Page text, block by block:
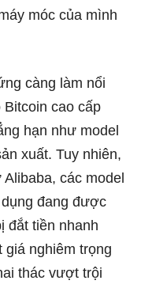
móc của mình
càng làm nổi
Bitcoin cao cấp
hạn như model
xuất. Tuy nhiên,
các model
đang được
đắt tiền nhanh
giá nghiêm trọng
thác vượt trội